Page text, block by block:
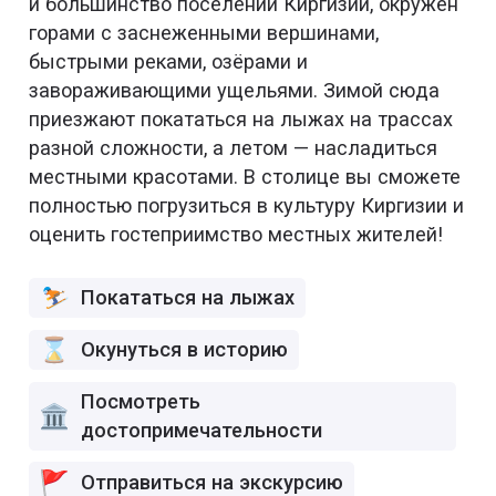
горами с заснеженными вершинами,
быстрыми реками, озёрами и
завораживающими ущельями. Зимой сюда
приезжают покататься на лыжах на трассах
разной сложности, а летом — насладиться
местными красотами. В столице вы сможете
полностью погрузиться в культуру Киргизии и
оценить гостеприимство местных жителей!
Покататься на лыжах
Окунуться в историю
Посмотреть
достопримечательности
Отправиться на экскурсию